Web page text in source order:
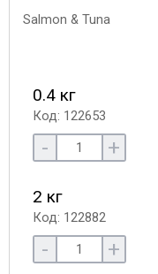
0.4 кг
Код: 122653
- +
2 кг
Код: 122882
- +